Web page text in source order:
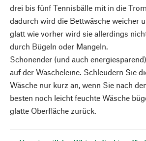
drei bis fünf Tennisbälle mit in die
dadurch wird die Bettwäsche weicher
glatt wie vorher wird sie allerdings
durch Bügeln oder Mangeln.
Schonender (und auch
auf der Wäscheleine. Schleudern Sie
Wäsche nur kurz an, wenn Sie nach
besten noch leicht feuchte Wäsche
glatte Oberfläche zurück.